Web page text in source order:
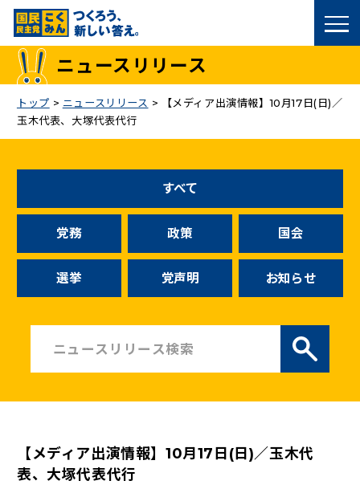
国民民主党トップ
議員
候補者公募
こくみん政治塾
お問い合わせ
ニュースリリース
こくみんうさぎの部屋
ニュースリリース
トップ > ニュースリリース >
【メディア出演情報】10月17日(日)／
玉木代表、大塚代表代行
すべて
党務 政策 国会
選挙 党声明 お知らせ
【メディア出演情報】10月17日(日)／玉木代
表、大塚代表代行